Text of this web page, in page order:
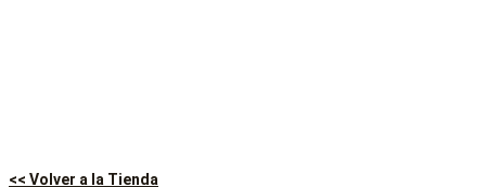
<< Volver a la Tienda